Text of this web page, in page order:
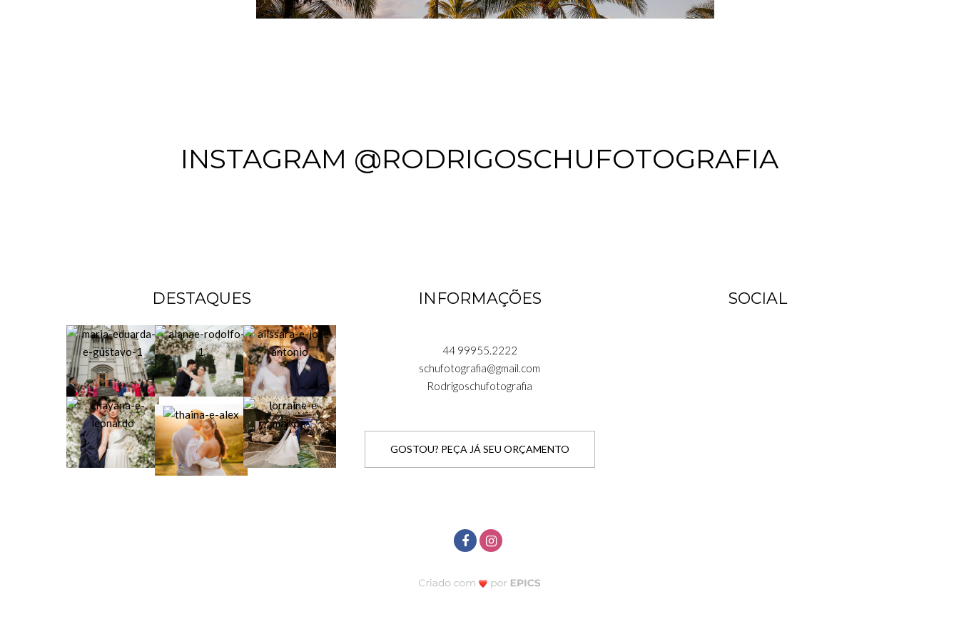
INSTAGRAM @RODRIGOSCHUFOTOGRAFIA
DESTAQUES INFORMAÇÕES
44 99955.2222
schufotografia@gmail.com
Rodrigoschufotografia
GOSTOU? PEÇA JÁ SEU ORÇAMENTO
SOCIAL